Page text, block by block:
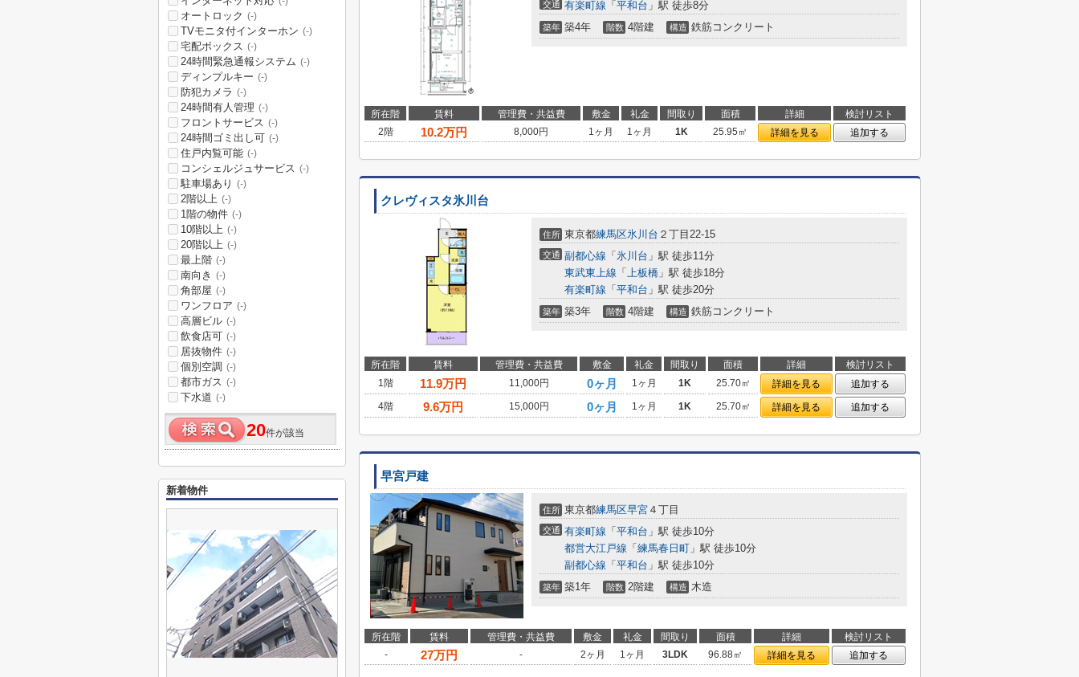
交通 有楽町線 「 平和台 」駅 徒歩8分
築年 築4年 階数 4階建 構造 鉄筋コンクリート
所在階 賃料 管理費・共益費 敷金 礼金 間取り 面積 詳細
検討リスト
2階
10.2万円 8,000円 1ヶ月 1ヶ月 1K 25.95㎡ 詳細を見る 追加する
クレヴィスタ氷川台
住所 東京都練馬区氷川台 ２丁目22-15
交通 副都心線 「 氷川台 」駅 徒歩11分
東武東上線 「 上板橋 」駅 徒歩18分
有楽町線 「 平和台 」駅 徒歩20分
築年 築3年 階数 4階建 構造 鉄筋コンクリート
所在階 賃料 管理費・共益費 敷金 礼金 間取り 面積 詳細
検討リスト
1階
11.9万円 11,000円 0ヶ月 1ヶ月 1K 25.70㎡ 詳細を見る
追加する
4階
9.6万円 15,000円 0ヶ月 1ヶ月 1K 25.70㎡ 詳細を見る 追加する
早宮戸建
住所 東京都練馬区早宮 ４丁目
交通 有楽町線 「 平和台 」駅 徒歩10分
都営大江戸線 「 練馬春日町 」駅 徒歩10分
副都心線 「 平和台 」駅 徒歩10分
築年 築1年 階数 2階建 構造 木造
所在階 賃料 管理費・共益費 敷金 礼金 間取り 面積 詳細
検討リスト
-
27万円 - 2ヶ月 1ヶ月 3LDK 96.88㎡ 詳細を見る 追加する
オートロック (-)
TVモニタ付インターホン (-)
宅配ボックス (-)
24時間緊急通報システム (-)
ディンプルキー (-)
防犯カメラ (-)
24時間有人管理 (-)
フロントサービス (-)
24時間ゴミ出し可 (-)
住戸内覧可能 (-)
コンシェルジュサービス (-)
駐車場あり (-)
2階以上 (-)
1階の物件 (-)
10階以上 (-)
20階以上 (-)
最上階 (-)
南向き (-)
角部屋 (-)
ワンフロア (-)
高層ビル (-)
飲食店可 (-)
居抜物件 (-)
個別空調 (-)
都市ガス (-)
下水道 (-)
20件が該当
新着物件